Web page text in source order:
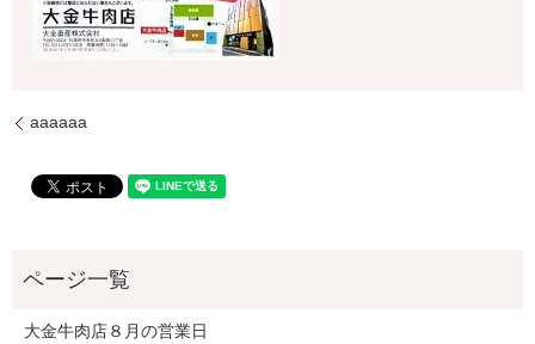
aaaaaa
大金牛肉店８月の営業日